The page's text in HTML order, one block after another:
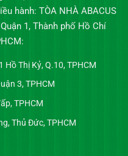
hành: TÒA NHÀ ABACUS
1, Thành phố Hồ Chí
Thị Kỷ, Q.10, TPHCM
3, TPHCM
TPHCM
Thủ Đức, TPHCM